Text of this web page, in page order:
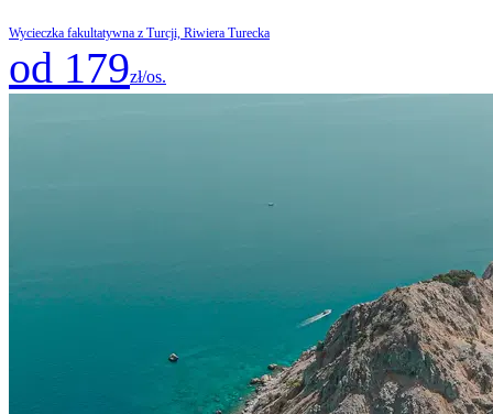
Wycieczka fakultatywna z Turcji, Riwiera Turecka
od 179zł/os.